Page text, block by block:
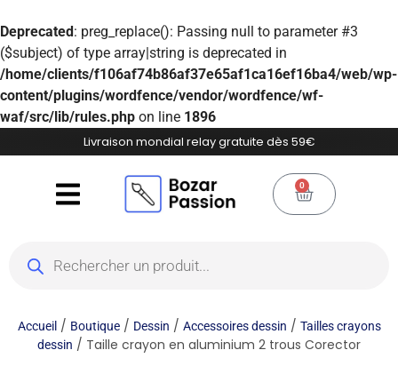
Deprecated: preg_replace(): Passing null to parameter #3
($subject) of type array|string is deprecated in
/home/clients/f106af74b86af37e65af1ca16ef16ba4/web/wp-
content/plugins/wordfence/vendor/wordfence/wf-
waf/src/lib/rules.php on line 1896
Livraison mondial relay gratuite dès 59€
0
Accueil/ Boutique/ Dessin / Accessoires dessin / Tailles crayons
dessin / Taille crayon en aluminium 2 trous Corector